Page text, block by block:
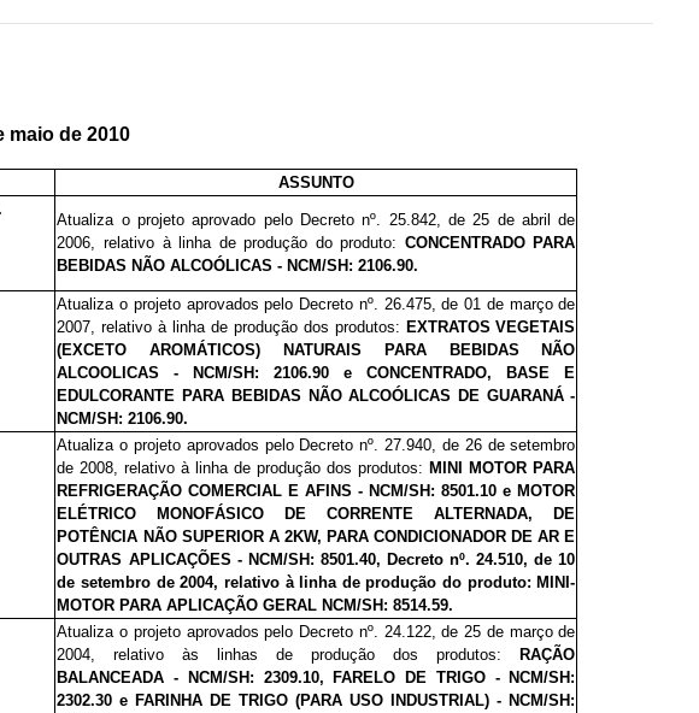
maio de 2010
ASSUNTO
Atualiza o projeto aprovado pelo Decreto nº. 25.842, de 25 de abril de
2006, relativo à linha de produção do produto: CONCENTRADO PARA
BEBIDAS NÃO ALCOÓLICAS - NCM/SH: 2106.90.
Atualiza o projeto aprovados pelo Decreto nº. 26.475, de 01 de março de
2007, relativo à linha de produção dos produtos: EXTRATOS VEGETAIS
(EXCETO AROMÁTICOS) NATURAIS PARA BEBIDAS NÃO
ALCOOLICAS - NCM/SH: 2106.90 e CONCENTRADO, BASE E
EDULCORANTE PARA BEBIDAS NÃO ALCOÓLICAS DE GUARANÁ -
NCM/SH: 2106.90.
Atualiza o projeto aprovados pelo Decreto nº.27.940, de 26 de setembro
de 2008, relativo à linha de produção dos produtos: MINI MOTOR PARA
REFRIGERAÇÃO COMERCIAL E AFINS - NCM/SH: 8501.10 e MOTOR
ELÉTRICO MONOFÁSICO DE CORRENTE ALTERNADA, DE
POTÊNCIA NÃO SUPERIOR A 2KW, PARA CONDICIONADOR DE AR E
OUTRAS APLICAÇÕES - NCM/SH: 8501.40, Decreto nº.24.510, de 10
de setembro de 2004, relativo à linha de produção do produto: MINI-
MOTOR PARA APLICAÇÃO GERAL NCM/SH: 8514.59.
Atualiza o projeto aprovados pelo Decreto nº. 24.122, de 25 de março de
2004, relativo às linhas de produção dos produtos:
RAÇÃO
BALANCEADA - NCM/SH: 2309.10, FARELO DE TRIGO - NCM/SH:
2302.30 e FARINHA DE TRIGO (PARA USO INDUSTRIAL) - NCM/SH: